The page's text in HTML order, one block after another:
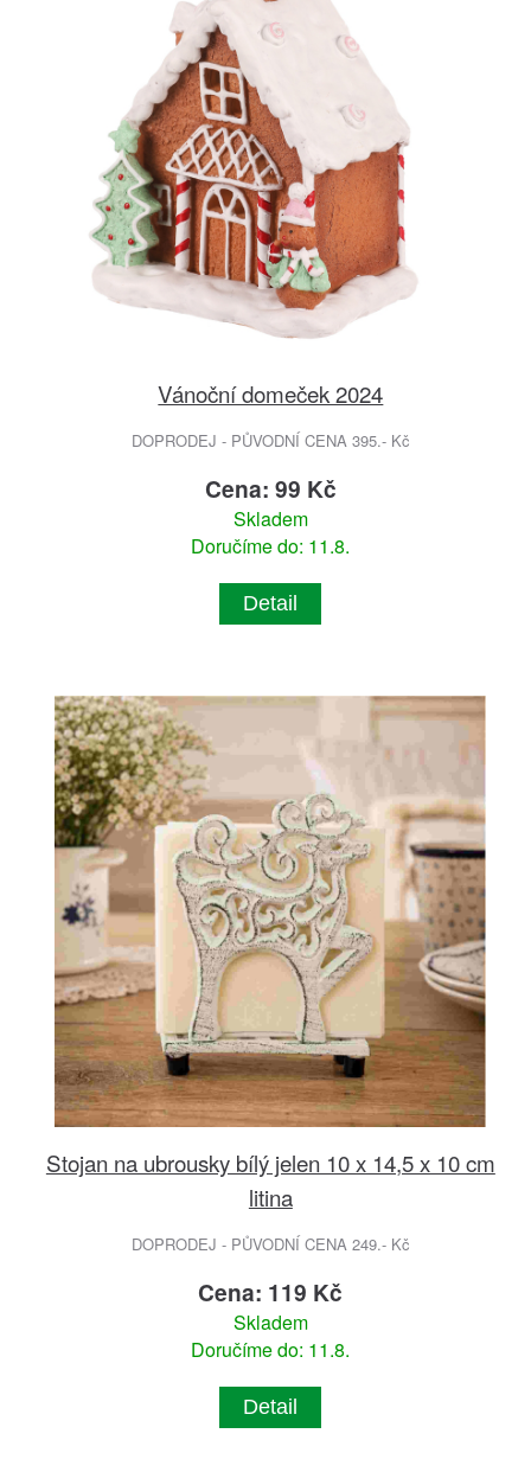
Vánoční domeček 2024
DOPRODEJ - PŮVODNÍ CENA 395.- Kč
Cena: 99 Kč
Skladem
Doručíme do: 11.8.
Detail
Stojan na ubrousky bílý jelen 10 x 14,5 x 10 cm
litina
DOPRODEJ - PŮVODNÍ CENA 249.- Kč
Cena: 119 Kč
Skladem
Doručíme do: 11.8.
Detail